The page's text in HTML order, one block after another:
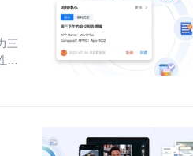
三